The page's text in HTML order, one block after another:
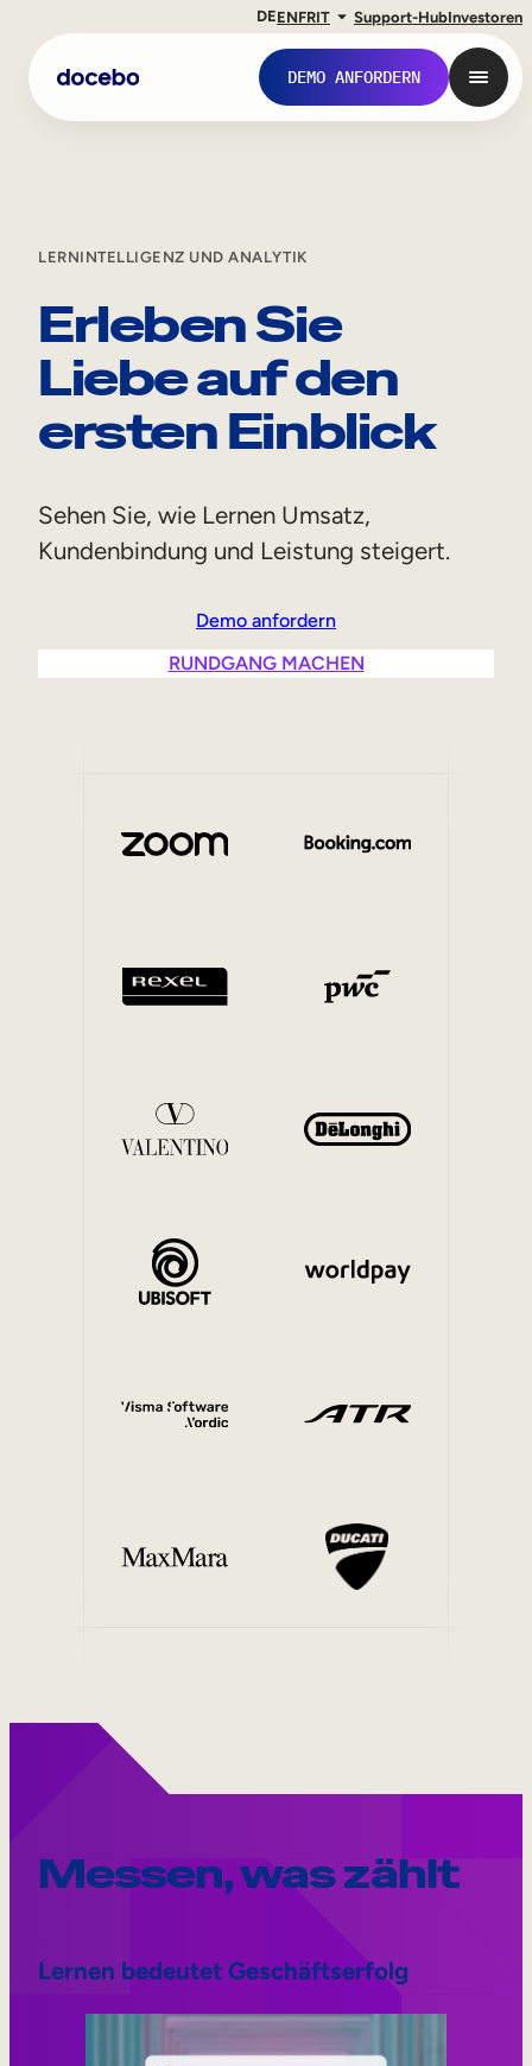
DEENFRIT Support-HubInvestoren
DEMO ANFORDERN
Interne Weiterbildung
Mitarbeiterausbildung
Vertriebsschulungen
Compliance-Training
Training für Customer Facing-Teams
Ausbildung der Mitglieder
Strategische Personalplanung
LERNINTELLIGENZ UND ANALYTIK
Erleben Sie
Liebe auf den
ersten Einblick
Sehen Sie, wie Lernen Umsatz,
Kundenbindung und Leistung steigert.
Demo anfordern
RUNDGANG MACHEN
Messen, was zählt
Lernen bedeutet Geschäftserfolg